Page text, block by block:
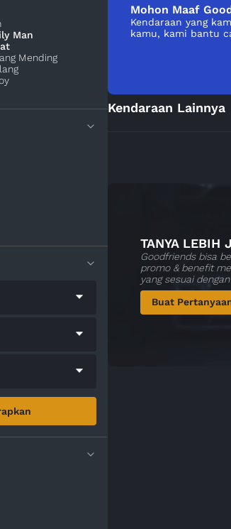
Man
Mending
Mohon Maaf
Kendaraan yang
kamu, kami bantu
Kendaraan Lainnya
TANYA LEBIH
Goodfriends bisa
promo & benefit
yang sesuai
Buat